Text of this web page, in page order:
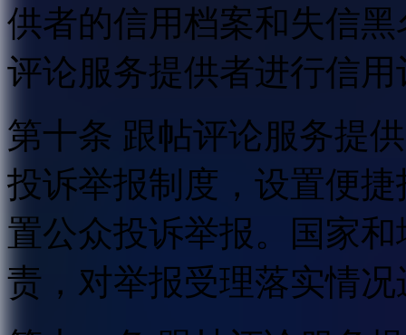
供者的信用档案和失信
评论服务提供者进行信用
第十条 跟帖评论服务提
投诉举报制度，设置便
置公众投诉举报。国家
责，对举报受理落实情